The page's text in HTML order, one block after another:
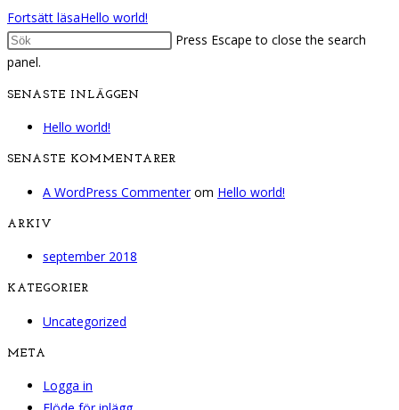
Fortsätt läsaHello world!
Press Escape to close the search
panel.
SENASTE INLÄGGEN
Hello world!
SENASTE KOMMENTARER
A WordPress Commenterom Hello world!
ARKIV
september 2018
KATEGORIER
Uncategorized
META
Logga in